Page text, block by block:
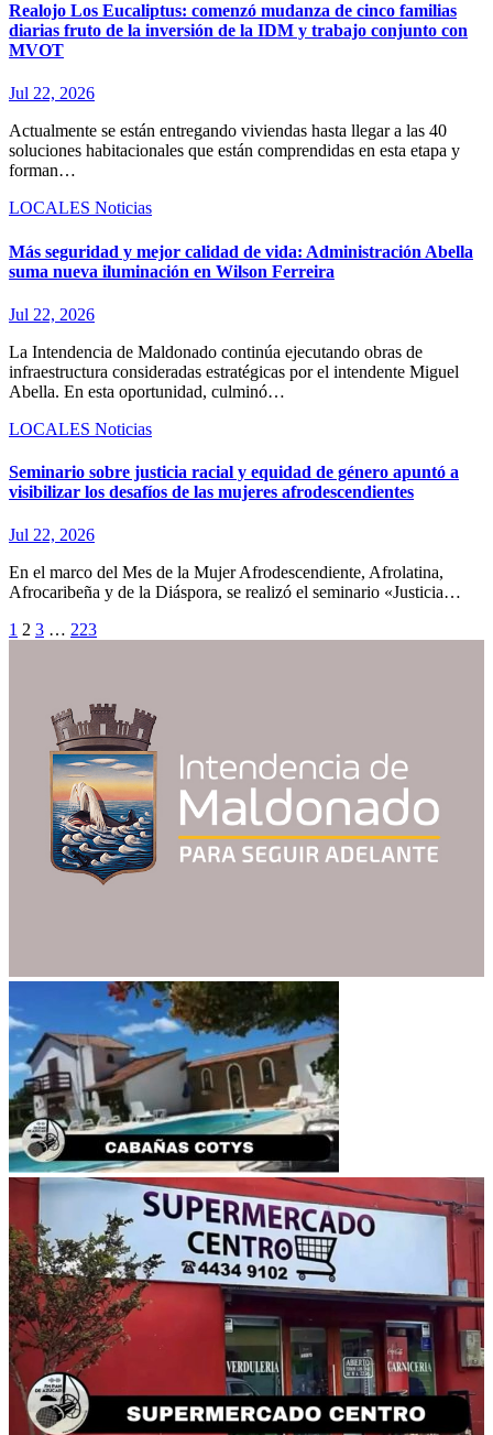
Realojo Los Eucaliptus: comenzó mudanza de cinco familias
diarias fruto de la inversión de la IDM y trabajo conjunto con
MVOT
Jul 22, 2026
Actualmente se están entregando viviendas hasta llegar a las 40
soluciones habitacionales que están comprendidas en esta etapa y
forman…
LOCALES Noticias
Más seguridad y mejor calidad de vida: Administración Abella
suma nueva iluminación en Wilson Ferreira
Jul 22, 2026
La Intendencia de Maldonado continúa ejecutando obras de
infraestructura consideradas estratégicas por el intendente Miguel
Abella. En esta oportunidad, culminó…
LOCALES Noticias
Seminario sobre justicia racial y equidad de género apuntó a
visibilizar los desafíos de las mujeres afrodescendientes
Jul 22, 2026
En el marco del Mes de la Mujer Afrodescendiente, Afrolatina,
Afrocaribeña y de la Diáspora, se realizó el seminario «Justicia…
Paginación
1 2 3 … 223